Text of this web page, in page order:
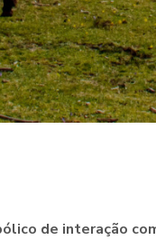
de interação